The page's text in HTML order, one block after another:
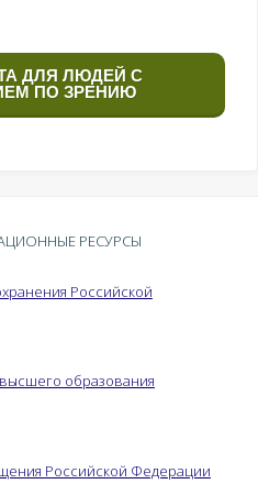
ДЛЯ ЛЮДЕЙ С
ПО ЗРЕНИЮ
РЕСУРСЫ
Российской
образования
Российской Федерации